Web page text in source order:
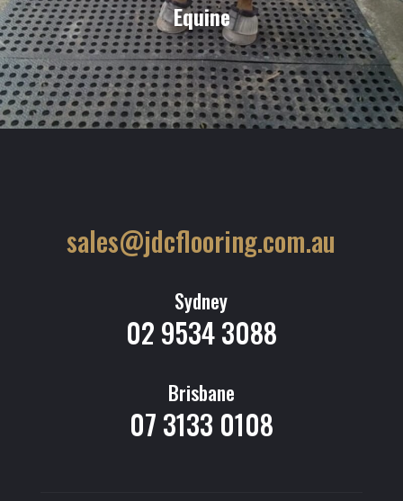
Equine
sales@jdcflooring.com.au
Sydney
02 9534 3088
Brisbane
07 3133 0108